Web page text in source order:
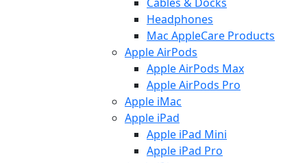
Headphones
Mac AppleCare Products
Apple AirPods
Apple AirPods Max
Apple AirPods Pro
Apple iMac
Apple iPad
Apple iPad Mini
Apple iPad Pro